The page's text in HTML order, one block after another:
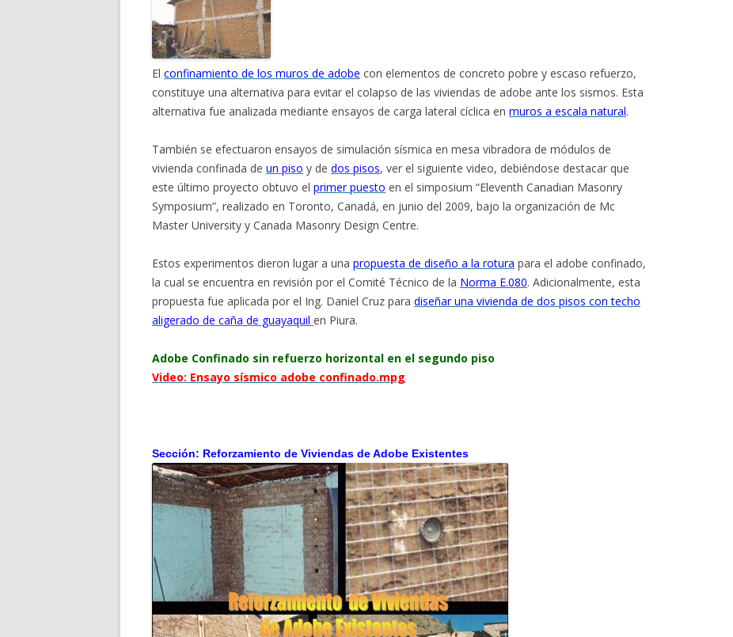
El confinamiento de los muros de adobe con elementos de concreto pobre y escaso refuerzo,
constituye una alternativa para evitar el colapso de las viviendas de adobe ante los sismos. Esta
alternativa fue analizada mediante ensayos de carga lateral cíclica en muros a escala natural.
También se efectuaron ensayos de simulación sísmica en mesa vibradora de módulos de
vivienda confinada de un piso y de dos pisos, ver el siguiente video, debiéndose destacar que
este último proyecto obtuvo el primer puesto en el simposium “Eleventh Canadian Masonry
Symposium”, realizado en Toronto, Canadá, en junio del 2009, bajo la organización de Mc
Master University y Canada Masonry Design Centre.
Estos experimentos dieron lugar a una propuesta de diseño a la rotura para el adobe confinado,
la cual se encuentra en revisión por el Comité Técnico de la Norma E.080. Adicionalmente, esta
propuesta fue aplicada por el Ing. Daniel Cruz para diseñar una vivienda de dos pisos con techo
aligerado de caña de guayaquil en Piura.
Adobe Confinado sin refuerzo horizontal en el segundo piso
Video: Ensayo sísmico adobe confinado.mpg
Sección: Reforzamiento de Viviendas de Adobe Existentes